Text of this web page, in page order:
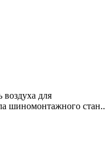
для
шиномонтажного стан..